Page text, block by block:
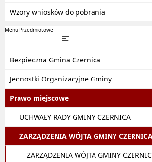
Wzory wniosków do pobrania
Menu Przedmiotowe
Bezpieczna Gmina Czernica
Jednostki Organizacyjne Gminy
Prawo miejscowe
UCHWAŁY RADY GMINY CZERNICA
ZARZĄDZENIA WÓJTA GMINY CZERNICA
ZARZĄDZENIA WÓJTA GMINY